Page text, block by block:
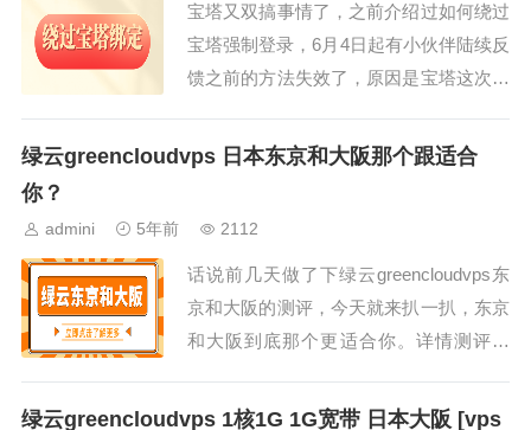
宝塔又双搞事情了，之前介绍过如何绕过
宝塔强制登录，6月4日起有小伙伴陆续反
馈之前的方法失效了，原因是宝塔这次更
绿云greencloudvps 日本东京和大阪那个跟适合
你？
admini 5年前 2112
话说前几天做了下绿云greencloudvps东
京和大阪的测评，今天就来扒一扒，东京
和大阪到底那个更适合你。详情测评东
绿云greencloudvps 1核1G 1G宽带 日本大阪 [vps